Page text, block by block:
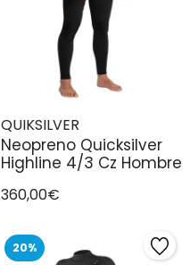
QUIKSILVER
Neopreno Quicksilver
Highline 4/3 Cz Hombre
360,00€
20%